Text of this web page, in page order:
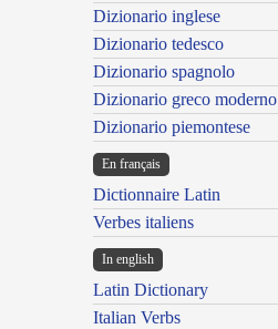
Dizionario inglese
Dizionario tedesco
Dizionario spagnolo
Dizionario greco moderno
Dizionario piemontese
En français
Dictionnaire Latin
Verbes italiens
In english
Latin Dictionary
Italian Verbs